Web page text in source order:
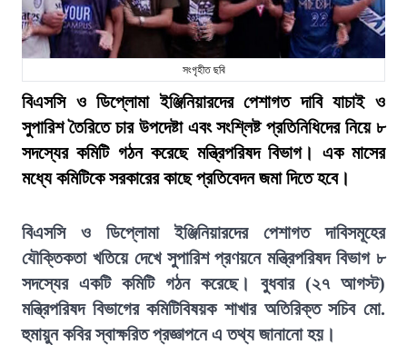
সংগৃহীত ছবি
বিএসসি ও ডিপ্লোমা ইঞ্জিনিয়ারদের পেশাগত দাবি যাচাই ও
সুপারিশ তৈরিতে চার উপদেষ্টা এবং সংশ্লিষ্ট প্রতিনিধিদের নিয়ে ৮
সদস্যের কমিটি গঠন করেছে মন্ত্রিপরিষদ বিভাগ। এক মাসের
মধ্যে কমিটিকে সরকারের কাছে প্রতিবেদন জমা দিতে হবে।
বিএসসি ও ডিপ্লোমা ইঞ্জিনিয়ারদের পেশাগত দাবিসমূহের
যৌক্তিকতা খতিয়ে দেখে সুপারিশ প্রণয়নে মন্ত্রিপরিষদ বিভাগ ৮
সদস্যের একটি কমিটি গঠন করেছে। বুধবার (২৭ আগস্ট)
মন্ত্রিপরিষদ বিভাগের কমিটিবিষয়ক শাখার অতিরিক্ত সচিব মো.
হুমায়ুন কবির স্বাক্ষরিত প্রজ্ঞাপনে এ তথ্য জানানো হয়।